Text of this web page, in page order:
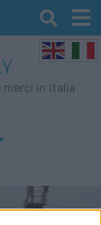
merci in Italia